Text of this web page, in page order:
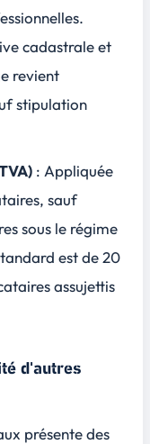
cadastrale et
revient
stipulation
: Appliquée
sauf
sous le régime
est de 20
assujettis
d'autres
présente des